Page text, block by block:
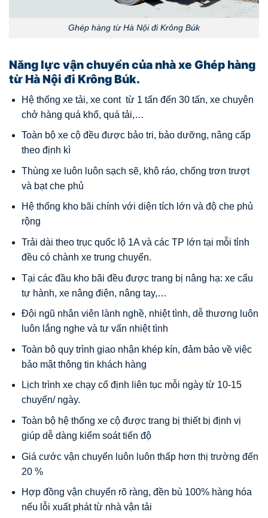
Ghép hàng từ Hà Nội đi Krông Búk
Năng lực vận chuyển của nhà xe Ghép hàng
từ Hà Nội đi Krông Búk.
Hệ thống xe tải, xe cont từ 1 tấn đến 30 tấn, xe chuyên
chở hàng quá khổ, quá tải,…
Toàn bộ xe cộ đều được bảo tri, bảo dưỡng, nâng cấp
theo định kì
Thùng xe luôn luôn sạch sẽ, khô ráo, chống trơn trượt
và bạt che phủ
Hệ thống kho bãi chính với diện tích lớn và độ che phủ
rộng
Trải dài theo trục quốc lộ 1A và các TP lớn tại mỗi tỉnh
đều có chành xe trung chuyển.
Tại các đầu kho bãi đều được trang bị nâng hạ: xe cẩu
tự hành, xe nâng điện, nâng tay,…
Đội ngũ nhân viên lành nghề, nhiệt tình, dễ thương luôn
luôn lắng nghe và tư vấn nhiệt tình
Toàn bộ quy trình giao nhận khép kín, đảm bảo về việc
bảo mật thông tin khách hàng
Lịch trình xe chạy cố định liên tục mỗi ngày từ 10-15
chuyến/ ngày.
Toàn bộ hệ thống xe cộ được trang bị thiết bị định vị
giúp dễ dàng kiểm soát tiến độ
Giá cước vận chuyển luôn luôn thấp hơn thị trường đến
20 %
Hợp đồng vận chuyển rõ ràng, đền bù 100% hàng hóa
nếu lỗi xuất phát từ nhà vận tải